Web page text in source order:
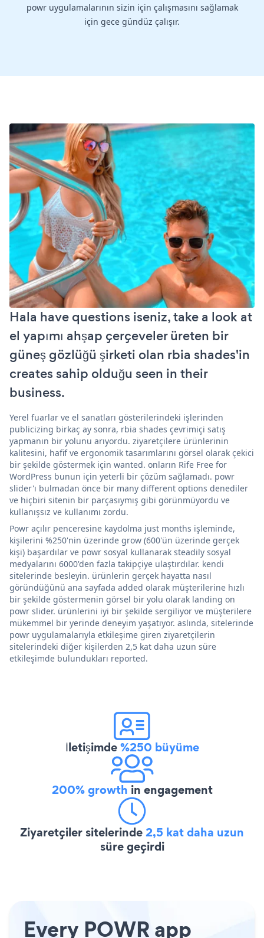
powr uygulamalarının sizin için çalışmasını sağlamak
için gece gündüz çalışır.
Hala have questions iseniz, take a look at
el yapımı ahşap çerçeveler üreten bir
güneş gözlüğü şirketi olan rbia shades'in
creates sahip olduğu seen in their
business.
Yerel fuarlar ve el sanatları gösterilerindeki işlerinden
publicizing birkaç ay sonra, rbia shades çevrimiçi satış
yapmanın bir yolunu arıyordu. ziyaretçilere ürünlerinin
kalitesini, hafif ve ergonomik tasarımlarını görsel olarak çekici
bir şekilde göstermek için wanted. onların Rife Free for
WordPress bunun için yeterli bir çözüm sağlamadı. powr
slider'ı bulmadan önce bir many different options denediler
ve hiçbiri sitenin bir parçasıymış gibi görünmüyordu ve
kullanışsız ve kullanımı zordu.
Powr açılır penceresine kaydolma just months işleminde,
kişilerini %250'nin üzerinde grow (600'ün üzerinde gerçek
kişi) başardılar ve powr sosyal kullanarak steadily sosyal
medyalarını 6000'den fazla takipçiye ulaştırdılar. kendi
sitelerinde besleyin. ürünlerin gerçek hayatta nasıl
göründüğünü ana sayfada added olarak müşterilerine hızlı
bir şekilde göstermenin görsel bir yolu olarak landing on
powr slider. ürünlerini iyi bir şekilde sergiliyor ve müşterilere
mükemmel bir yerinde deneyim yaşatıyor. aslında, sitelerinde
powr uygulamalarıyla etkileşime giren ziyaretçilerin
sitelerindeki diğer kişilerden 2,5 kat daha uzun süre
etkileşimde bulundukları reported.
İletişimde%250 büyüme
200% growth in engagement
Ziyaretçiler sitelerinde2,5 kat daha uzun
süre geçirdi
Every POWR app